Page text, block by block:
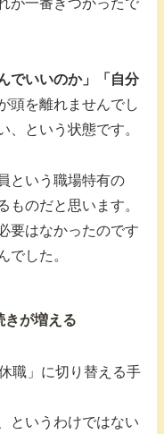
が一番きつかったで
でいいのか」「自分
頭を離れませんでし
、という状態です。
という職場特有の
ものだと思います。
要はなかったのです
でした。
が増える
職」に切り替える手
というわけではない